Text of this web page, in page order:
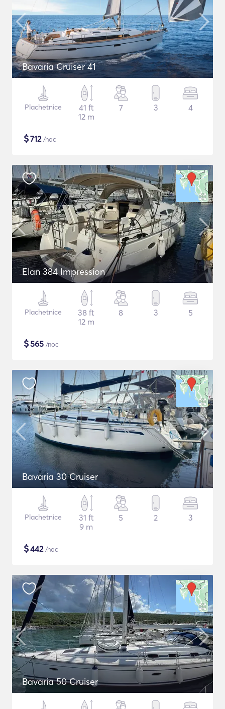
Bavaria Cruiser 41
Plachetnice
41 ft
12 m
7 3 4
$712/noc
Elan 384 Impression
Plachetnice
38 ft
12 m
8 3 5
$565 /noc
Bavaria 30 Cruiser
Plachetnice
31 ft
9 m
5 2 3
$442/noc
Bavaria 50 Cruiser